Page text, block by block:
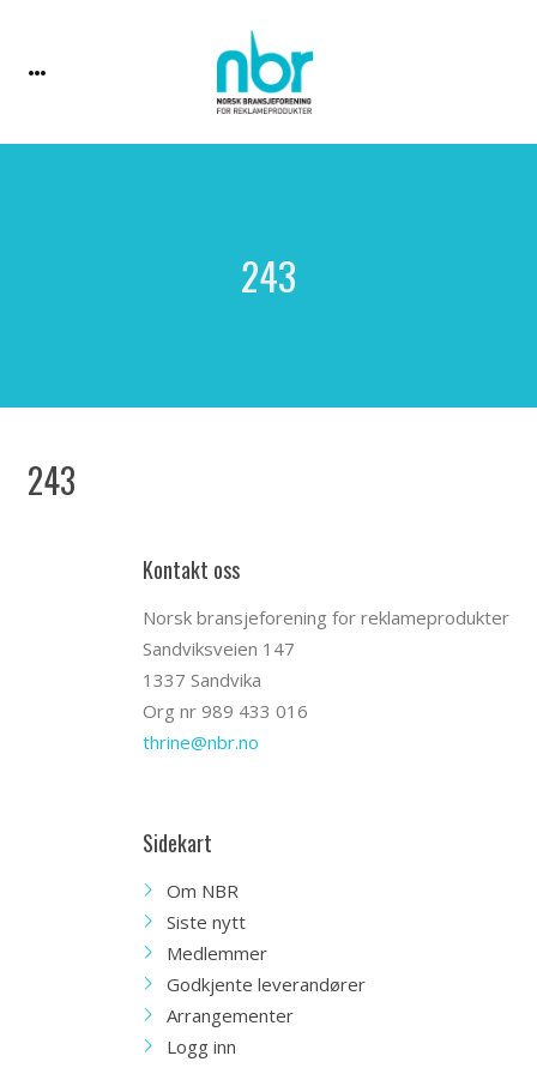
243
243
Kontakt oss
Norsk bransjeforening for reklameprodukter
Sandviksveien 147
1337 Sandvika
Org nr 989 433 016
thrine@nbr.no
Sidekart
Om NBR
Siste nytt
Medlemmer
Godkjente leverandører
Arrangementer
Logg inn